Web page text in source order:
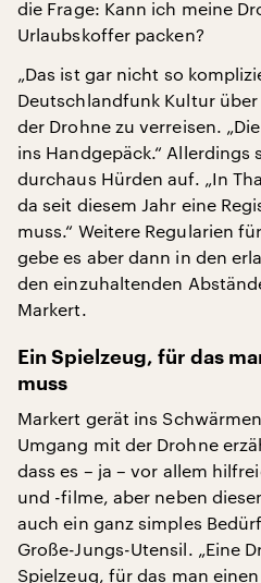
die Frage: Kann ich meine
Urlaubskoffer packen?
„Das ist gar nicht so
Deutschlandfunk Kultur
der Drohne zu verreisen.
ins Handgepäck.“ Allerdings
durchaus Hürden auf. „In
da seit diesem Jahr eine
muss.“ Weitere Regularien
gebe es aber dann in den
den einzuhaltenden
Markert.
Ein Spielzeug, für das
muss
Markert gerät ins
Umgang mit der Drohne
dass es – ja – vor allem
und -filme, aber neben
auch ein ganz simples
Große-Jungs-Utensil. „Eine
Spielzeug, für das man